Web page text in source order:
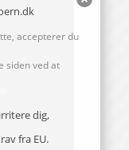
accepterer du
siden ved at
dig,
fra EU.